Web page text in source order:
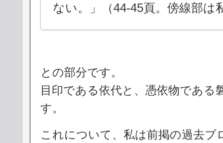
ない。」（44-45頁。傍線部は
との部分です。
目印である依代と、憑依物である
す。
これについて、私は前掲の過去ブ